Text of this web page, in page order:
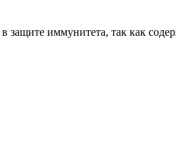
иммунитета, так как